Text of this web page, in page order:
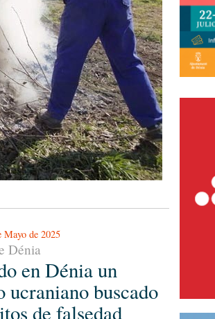
Mayo de 2025
Dénia
en Dénia un
buscado
de falsedad